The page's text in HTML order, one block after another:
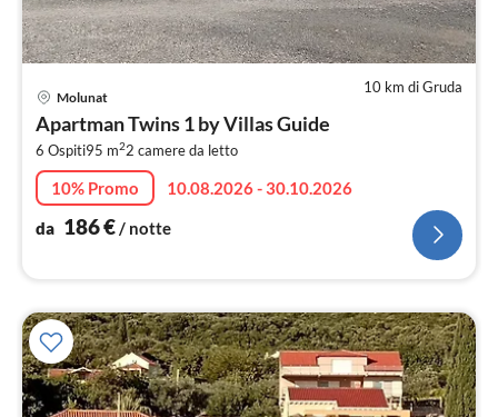
10 km di Gruda
Molunat
Apartman Twins 1 by Villas Guide
6 Ospiti95 m22 camere da letto
10% Promo
10.08.2026 - 30.10.2026
da 186€/ notte